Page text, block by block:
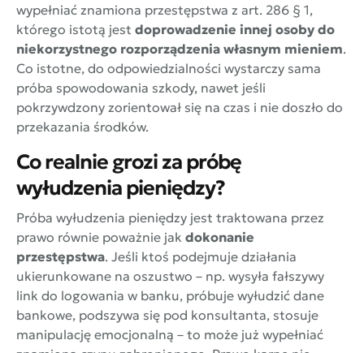
wypełniać znamiona przestępstwa z art. 286 § 1,
którego istotą jest doprowadzenie innej osoby do
niekorzystnego rozporządzenia własnym mieniem.
Co istotne, do odpowiedzialności wystarczy sama
próba spowodowania szkody, nawet jeśli
pokrzywdzony zorientował się na czas i nie doszło do
przekazania środków.
Co realnie grozi za próbę
wyłudzenia pieniędzy?
Próba wyłudzenia pieniędzy jest traktowana przez
prawo równie poważnie jak dokonanie
przestępstwa. Jeśli ktoś podejmuje działania
ukierunkowane na oszustwo – np. wysyła fałszywy
link do logowania w banku, próbuje wyłudzić dane
bankowe, podszywa się pod konsultanta, stosuje
manipulację emocjonalną – to może już wypełniać